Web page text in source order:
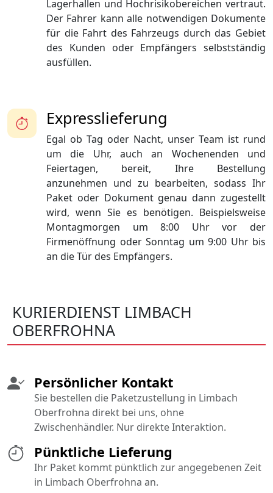
Lagerhallen und Hochrisikobereichen vertraut.
Der Fahrer kann alle notwendigen Dokumente
für die Fahrt des Fahrzeugs durch das Gebiet
des Kunden oder Empfängers selbstständig
ausfüllen.
Expresslieferung
Egal ob Tag oder Nacht, unser Team ist rund
um die Uhr, auch an Wochenenden und
Feiertagen, bereit, Ihre Bestellung
anzunehmen und zu bearbeiten, sodass Ihr
Paket oder Dokument genau dann zugestellt
wird, wenn Sie es benötigen. Beispielsweise
Montagmorgen um 8:00 Uhr vor der
Firmenöffnung oder Sonntag um 9:00 Uhr bis
an die Tür des Empfängers.
KURIERDIENST LIMBACH
OBERFROHNA
Pünktliche Lieferung
Ihr Paket kommt pünktlich zur angegebenen Zeit
in Limbach Oberfrohna an.
Persönlicher Kontakt
Sie bestellen die Paketzustellung in Limbach
Oberfrohna direkt bei uns, ohne
Zwischenhändler. Nur direkte Interaktion.